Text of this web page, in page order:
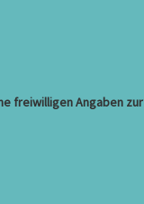
freiwilligen Angaben zur